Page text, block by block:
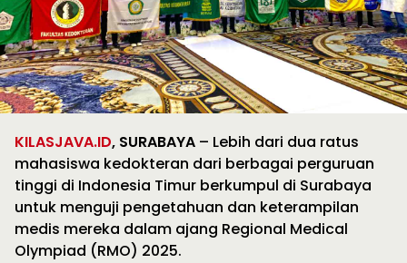
KILASJAVA.ID, SURABAYA – Lebih dari dua ratus
mahasiswa kedokteran dari berbagai perguruan
tinggi di Indonesia Timur berkumpul di Surabaya
untuk menguji pengetahuan dan keterampilan
medis mereka dalam ajang Regional Medical
Olympiad (RMO) 2025.